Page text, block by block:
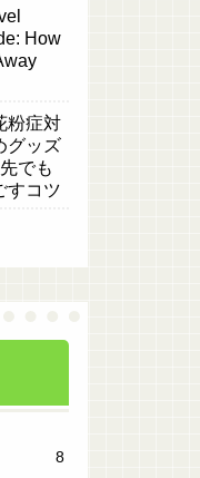
How
粉症対
グッズ
でも
すコツ
8